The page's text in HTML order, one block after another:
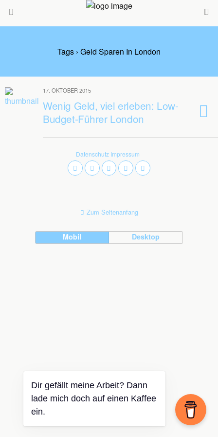
Tags › Geld Sparen In London
17. OKTOBER 2015
Wenig Geld, viel erleben: Low-
Budget-Führer London
Datenschutz Impressum
Zum Seitenanfang
Mobil Desktop
Dir gefällt meine Arbeit? Dann
lade mich doch auf einen Kaffee
ein.